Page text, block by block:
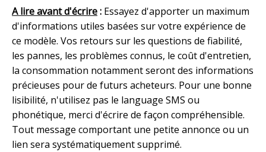
A lire avant d'écrire: Essayez d'apporter un maximum
d'informations utiles basées sur votre expérience de
ce modèle. Vos retours sur les questions de fiabilité,
les pannes, les problèmes connus, le coût d'entretien,
la consommation notamment seront des informations
précieuses pour de futurs acheteurs. Pour une bonne
lisibilité, n'utilisez pas le language SMS ou
phonétique, merci d'écrire de façon compréhensible.
Tout message comportant une petite annonce ou un
lien sera systématiquement supprimé.